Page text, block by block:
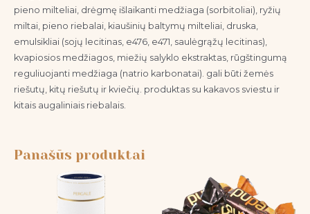
pieno milteliai, drėgmę išlaikanti medžiaga (sorbitoliai), ryžių
miltai, pieno riebalai, kiaušinių baltymų milteliai, druska,
emulsikliai (sojų lecitinas, e476, e471, saulėgrąžų lecitinas),
kvapiosios medžiagos, miežių salyklo ekstraktas, rūgštingumą
reguliuojanti medžiaga (natrio karbonatai). gali būti žemės
riešutų, kitų riešutų ir kviečių. produktas su kakavos sviestu ir
kitais augaliniais riebalais.
Panašūs produktai